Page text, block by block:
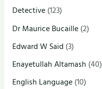
Detective(123)
Dr Maurice Bucaille(2)
Edward W Said (3)
Enayetullah Altamash (40)
English Language(10)